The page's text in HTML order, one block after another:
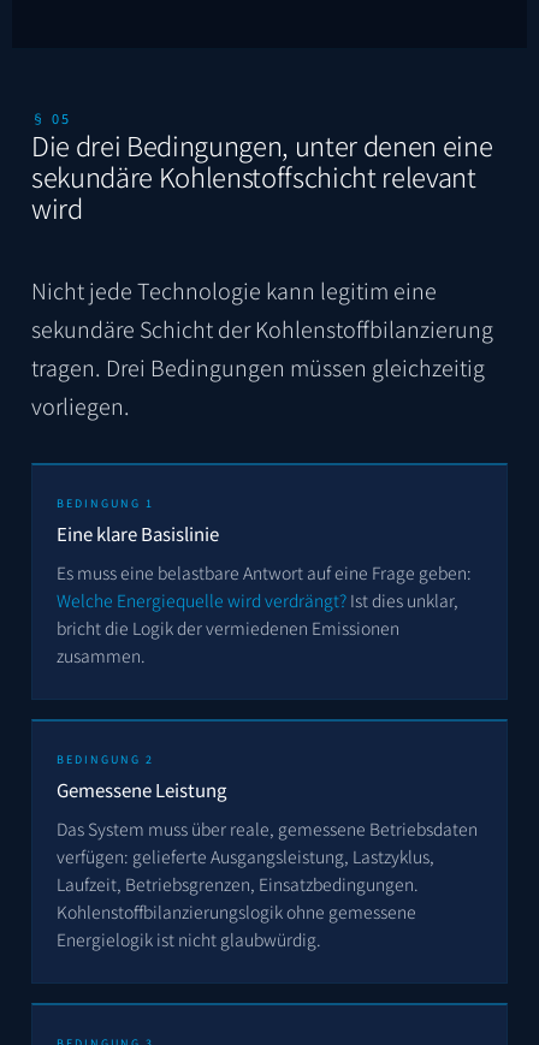
§ 05
Die drei Bedingungen, unter denen eine
sekundäre Kohlenstoffschicht relevant
wird
Nicht jede Technologie kann legitim eine
sekundäre Schicht der Kohlenstoffbilanzierung
tragen. Drei Bedingungen müssen gleichzeitig
vorliegen.
BEDINGUNG 1
Eine klare Basislinie
Es muss eine belastbare Antwort auf eine Frage geben:
Welche Energiequelle wird verdrängt? Ist dies unklar,
bricht die Logik der vermiedenen Emissionen
zusammen.
BEDINGUNG 2
Gemessene Leistung
Das System muss über reale, gemessene Betriebsdaten
verfügen: gelieferte Ausgangsleistung, Lastzyklus,
Laufzeit, Betriebsgrenzen, Einsatzbedingungen.
Kohlenstoffbilanzierungslogik ohne gemessene
Energielogik ist nicht glaubwürdig.